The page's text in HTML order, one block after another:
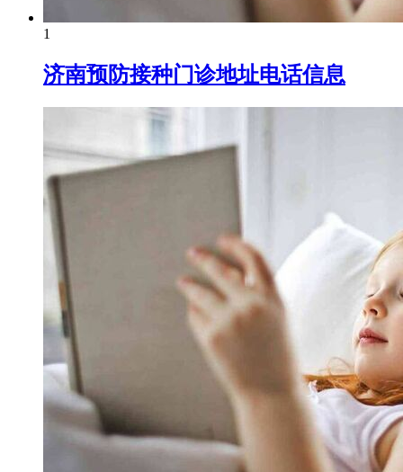
1
济南预防接种门诊地址电话信息